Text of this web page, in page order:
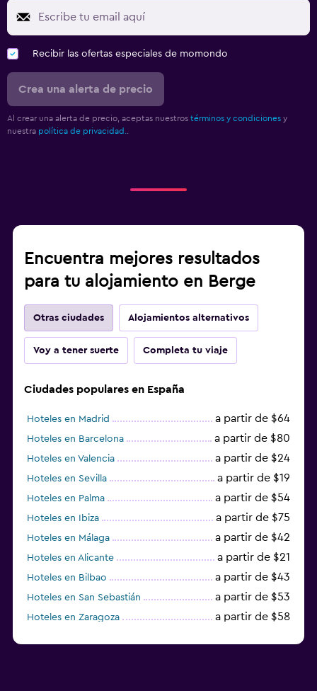
Recibir las ofertas especiales de momondo
Crea una alerta de precio
Al crear una alerta de precio, aceptas nuestros términos y condiciones y
nuestra política de privacidad.
Encuentra mejores resultados
para tu alojamiento en Berge
Otras ciudades Alojamientos alternativos
Voy a tener suerte Completa tu viaje
Ciudades populares en España
Hoteles en Madrid a partir de $64
Hoteles en Barcelona a partir de $80
Hoteles en Valencia a partir de $24
Hoteles en Sevilla a partir de $19
Hoteles en Palma a partir de $54
Hoteles en Ibiza a partir de $75
Hoteles en Málaga a partir de $42
Hoteles en Alicante a partir de $21
Hoteles en Bilbao a partir de $43
Hoteles en San Sebastián a partir de $53
Hoteles en Zaragoza a partir de $58